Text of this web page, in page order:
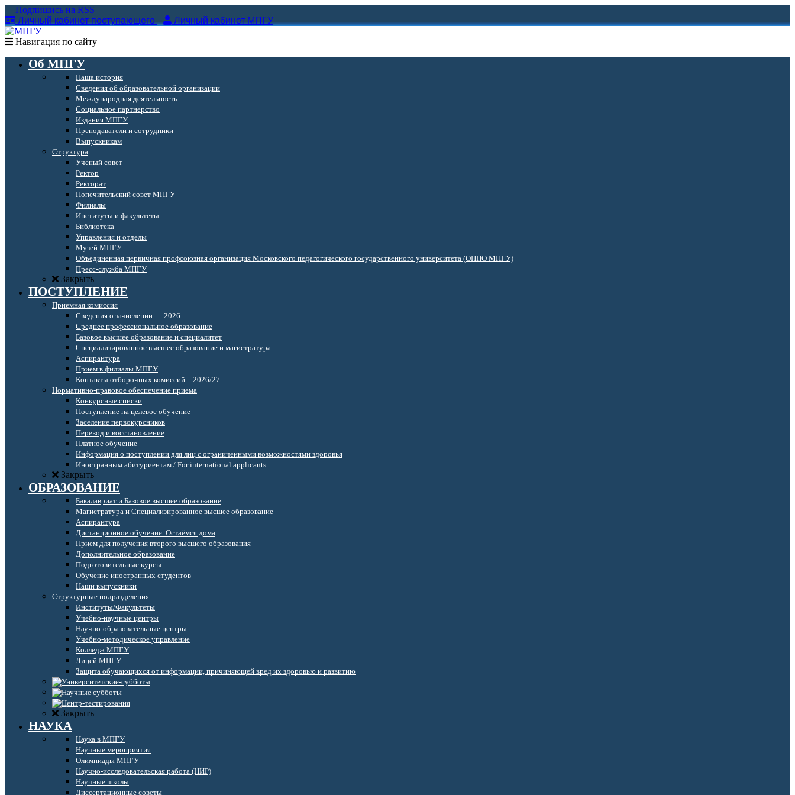
Подпишись на RSS
Личный кабинет поступающего
Личный кабинет МПГУ
Навигация по сайту
Об МПГУ
Наша история
Сведения об образовательной организации
Международная деятельность
Социальное партнерство
Издания МПГУ
Преподаватели и сотрудники
Выпускникам
Структура
Ученый совет
Ректор
Ректорат
Попечительский совет МПГУ
Филиалы
Институты и факультеты
Библиотека
Управления и отделы
Музей МПГУ
Объединенная первичная профсоюзная организация Московского педагогического государственного университета (ОППО МПГУ)
Пресс-служба МПГУ
Закрыть
ПОСТУПЛЕНИЕ
Приемная комиссия
Сведения о зачислении — 2026
Среднее профессиональное образование
Базовое высшее образование и специалитет
Специализированное высшее образование и магистратура
Аспирантура
Прием в филиалы МПГУ
Контакты отборочных комиссий – 2026/27
Нормативно-правовое обеспечение приема
Конкурсные списки
Поступление на целевое обучение
Заселение первокурсников
Перевод и восстановление
Платное обучение
Информация о поступлении для лиц с ограниченными возможностями здоровья
Иностранным абитуриентам / For international applicants
Закрыть
ОБРАЗОВАНИЕ
Бакалавриат и Базовое высшее образование
Магистратура и Специализированное высшее образование
Аспирантура
Дистанционное обучение. Остаёмся дома
Прием для получения второго высшего образования
Дополнительное образование
Подготовительные курсы
Обучение иностранных студентов
Наши выпускники
Структурные подразделения
Институты/Факультеты
Учебно-научные центры
Научно-образовательные центры
Учебно-методическое управление
Колледж МПГУ
Лицей МПГУ
Защита обучающихся от информации, причиняющей вред их здоровью и развитию
Закрыть
НАУКА
Наука в МПГУ
Научные мероприятия
Олимпиады МПГУ
Научно-исследовательская работа (НИР)
Научные школы
Диссертационные советы